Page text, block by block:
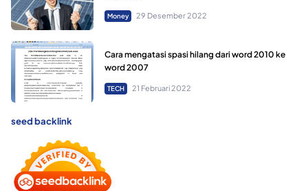
Money 29 Desember 2022
Cara mengatasi spasi hilang dari word 2010 ke
word 2007
TECH 21 Februari 2022
seed backlink